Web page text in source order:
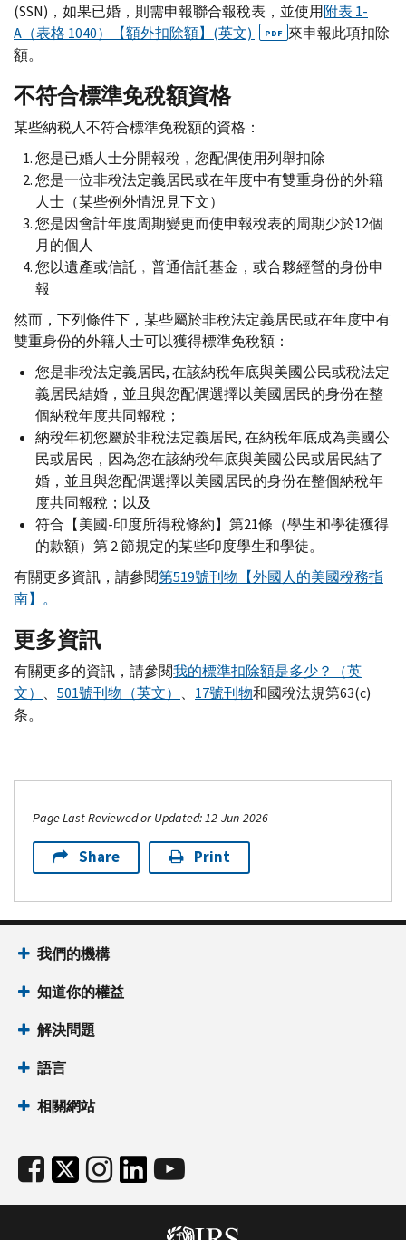
(SSN)，如果已婚，則需申報聯合報稅表，並使用附表 1-
A （表格 1040）【額外扣除額】(英文) PDF 來申報此項扣除
額。
不符合標準免稅額資格
某些納税人不符合標準免稅額的資格：
您是已婚人士分開報稅﹐您配偶使用列舉扣除
您是一位非稅法定義居民或在年度中有雙重身份的外籍
人士（某些例外情況見下文）
您是因會計年度周期變更而使申報稅表的周期少於12個
月的個人
您以遺產或信託﹐普通信託基金，或合夥經營的身份申
報
然而，下列條件下，某些屬於非稅法定義居民或在年度中有
雙重身份的外籍人士可以獲得標準免稅額：
您是非稅法定義居民, 在該納稅年底與美國公民或稅法定
義居民結婚，並且與您配偶選擇以美國居民的身份在整
個納稅年度共同報稅；
納稅年初您屬於非稅法定義居民, 在納稅年底成為美國公
民或居民，因為您在該納稅年底與美國公民或居民結了
婚，並且與您配偶選擇以美國居民的身份在整個納稅年
度共同報稅；以及
符合【美國-印度所得稅條約】第21條（學生和學徒獲得
的款額）第 2 節規定的某些印度學生和學徒。
有關更多資訊，請參閱第519號刊物【外國人的美國稅務指
南】。
更多資訊
有關更多的資訊，請參閱我的標準扣除額是多少？（英
文） 、 501號刊物（英文） 、 17號刊物和國稅法規第63(c)
条。
Page Last Reviewed or Updated: 12-Jun-2026
Share Print
我們的機構
知道你的權益
解決問題
語言
相關網站